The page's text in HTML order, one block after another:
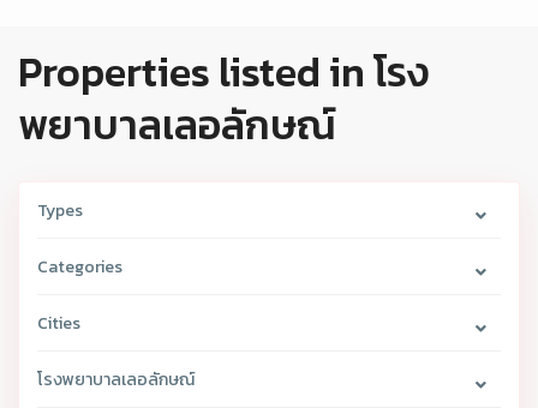
Properties listed in โรง
พยาบาลเลอลักษณ์
Types
Categories
Cities
โรงพยาบาลเลอลักษณ์